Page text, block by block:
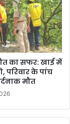
का सफर: खाई में
परिवार के पांच
मौत